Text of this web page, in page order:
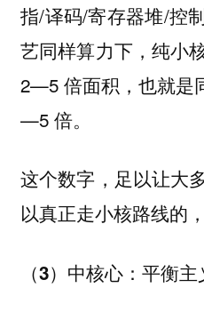
指/译码/寄存器堆/控
艺同样算力下，纯小
2—5 倍面积，也就是
—5 倍。
这个数字，足以让大
以真正走小核路线的
（3）中核心：平衡主